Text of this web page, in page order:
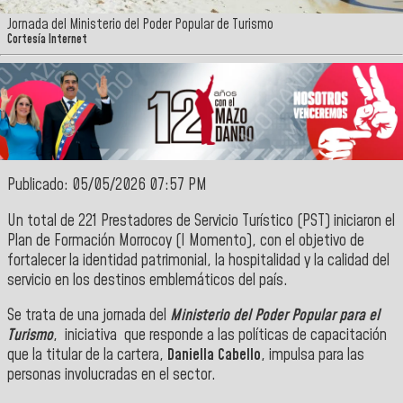
Jornada del Ministerio del Poder Popular de Turismo
Cortesía Internet
Publicado: 05/05/2026 07:57 PM
Un total de 221 Prestadores de Servicio Turístico (PST) iniciaron el
Plan de Formación Morrocoy (I Momento), con el objetivo de
fortalecer la identidad patrimonial, la hospitalidad y la calidad del
servicio en los destinos emblemáticos del país.
Se trata de una jornada del Ministerio del Poder Popular para el
Turismo, iniciativa que responde a las políticas de capacitación
que la titular de la cartera, Daniella Cabello, impulsa para las
personas involucradas en el sector.